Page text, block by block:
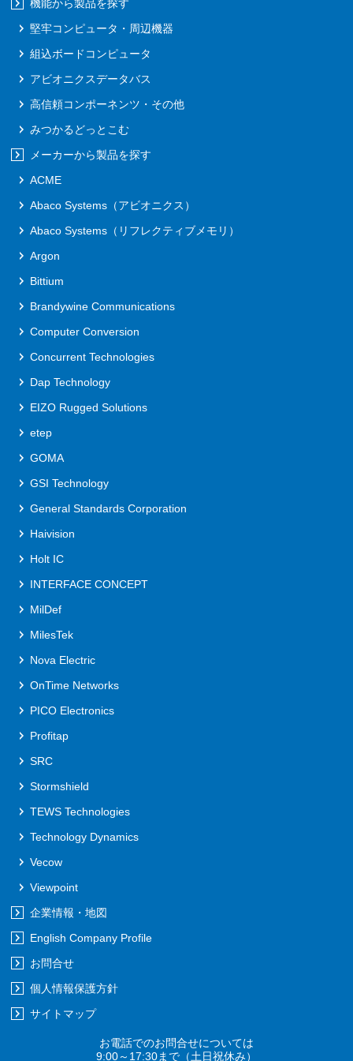
機能から製品を探す
堅牢コンピュータ・周辺機器
組込ボードコンピュータ
アビオニクスデータバス
高信頼コンポーネンツ・その他
みつかるどっとこむ
メーカーから製品を探す
ACME
Abaco Systems（アビオニクス）
Abaco Systems（リフレクティブメモリ）
Argon
Bittium
Brandywine Communications
Computer Conversion
Concurrent Technologies
Dap Technology
EIZO Rugged Solutions
etep
GOMA
GSI Technology
General Standards Corporation
Haivision
Holt IC
INTERFACE CONCEPT
MilDef
MilesTek
Nova Electric
OnTime Networks
PICO Electronics
Profitap
SRC
Stormshield
TEWS Technologies
Technology Dynamics
Vecow
Viewpoint
企業情報・地図
English Company Profile
お問合せ
個人情報保護方針
サイトマップ
お電話でのお問合せについては
9:00～17:30まで （土日祝休み）